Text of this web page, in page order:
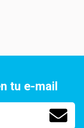
tu e-mail